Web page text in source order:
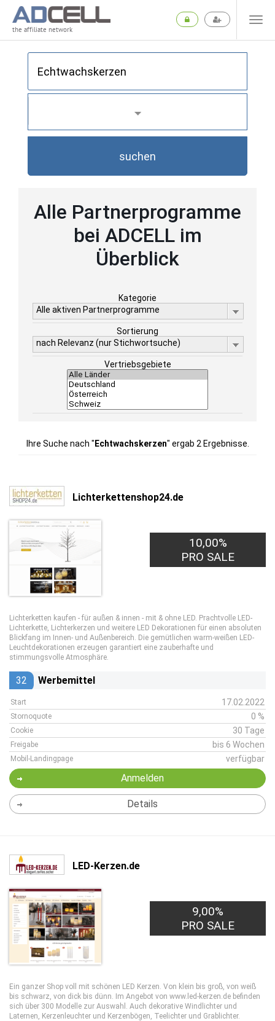
the affiliate network
suchen
Alle Partnerprogramme
bei ADCELL im
Überblick
Kategorie
Alle aktiven Partnerprogramme
Sortierung
nach Relevanz (nur Stichwortsuche)
Vertriebsgebiete
Ihre Suche nach " Echtwachskerzen" ergab 2 Ergebnisse.
Lichterkettenshop24.de
10,00%
PRO SALE
Lichterketten kaufen - für außen & innen - mit & ohne LED. Prachtvolle LED-
Lichterkette, Lichterkerzen und weitere LED Dekorationen für einen absoluten
Blickfang im Innen- und Außenbereich. Die gemütlichen warm-weißen LED-
Leuchtdekorationen erzeugen garantiert eine zauberhafte und
stimmungsvolle Atmosphäre.
32 Werbemittel
Start 17.02.2022
Stornoquote 0 %
Cookie 30 Tage
Freigabe bis 6 Wochen
Mobil-Landingpage verfügbar
Anmelden
Details
LED-Kerzen.de
9,00%
PRO SALE
Ein ganzer Shop voll mit schönen LED Kerzen. Von klein bis groß, von weiß
bis schwarz, von dick bis dünn. Im Angebot von www.led-kerzen.de befinden
sich über 300 Modelle zur Auswahl. Auch dekorative Windlichter und
Laternen, Kerzenleuchter und Kerzenbögen, Teelichter und Grablichter.